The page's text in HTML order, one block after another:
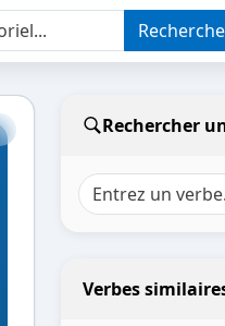
Rechercher
Verbes